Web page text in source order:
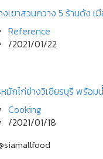
งเขาสวนกวาง 5 ร้านดัง
Reference
/2021/01/22
มักไก่ย่างวิเชียรบุรี พร้อม
Cooking
/2021/01/18